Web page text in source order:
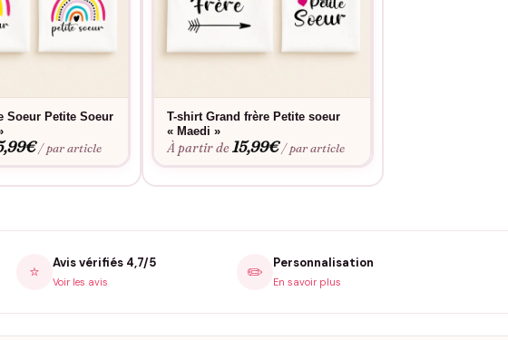
Soeur Petite Soeur
€ / par article
T-shirt Grand frère Petite soeur
« Maedi »
À partir de15,99€ / par article
⭐ Avis vérifiés 4,7/5
Voir les avis ✏️ Personnalisation
En savoir plus